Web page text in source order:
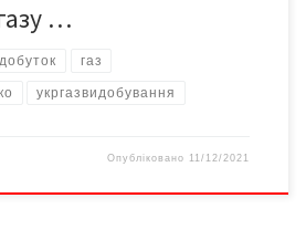
…
газ
укргазвидобування
Опубліковано 11/12/2021